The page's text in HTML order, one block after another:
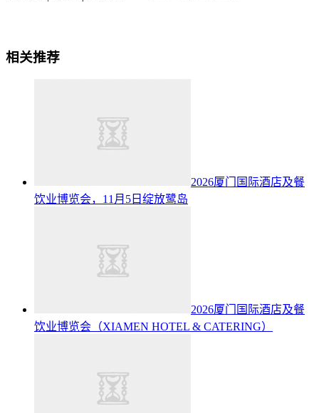
相关推荐
2026厦门国际酒店及餐
饮业博览会，11月5日绽放鹭岛
2026厦门国际酒店及餐
饮业博览会（XIAMEN HOTEL & CATERING）